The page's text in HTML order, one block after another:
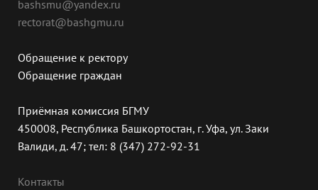
bashsmu@yandex.ru
rectorat@bashgmu.ru
Обращение к ректору
Обращение граждан
Приёмная комиссия БГМУ
450008, Республика Башкортостан, г. Уфа, ул. Заки
Валиди, д. 47; тел: 8 (347) 272-92-31
Контакты